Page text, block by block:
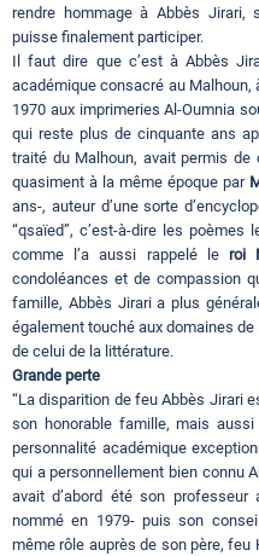
rendre hommage à Abbès Jirari,
puisse finalement participer.
Il faut dire que c’est à Abbès
académique consacré au
1970 aux imprimeries Al-Oumnia
qui reste plus de cinquante ans
traité du Malhoun, avait permis
quasiment à la même époque par
ans-, auteur d’une sorte
“qsaïed”, c’est-à-dire les
comme l’a aussi rappelé le roi
condoléances et de compassion
famille, Abbès Jirari a plus
également touché aux domaines
de celui de la littérature.
Grande perte
“La disparition de feu Abbès Jirari
son honorable famille, mais
personnalité académique
qui a personnellement bien connu
avait d’abord été son professeur
nommé en 1979- puis son
même rôle auprès de son père,